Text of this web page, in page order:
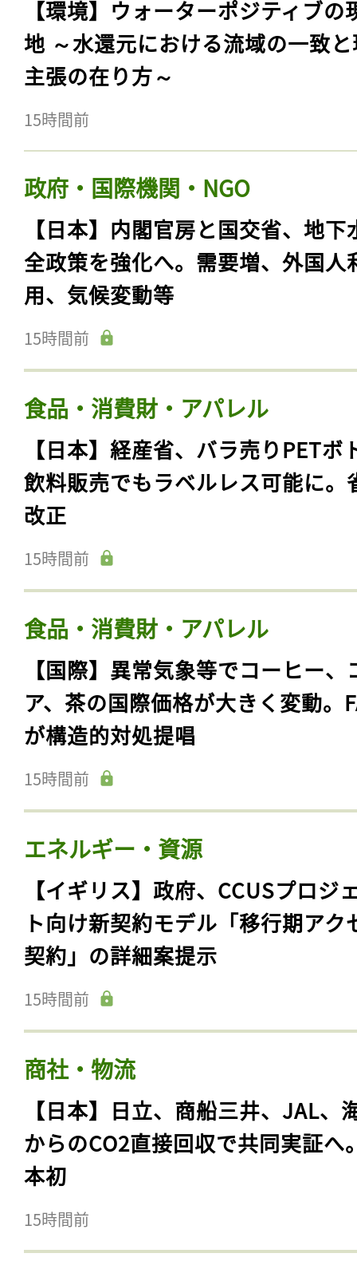
【環境】ウォーターポジティブの
地 ～水還元における流域の一致
主張の在り方～
15時間前
政府・国際機関・NGO
【日本】内閣官房と国交省、地下
全政策を強化へ。需要増、外国人
用、気候変動等
15時間前
食品・消費財・アパレル
【日本】経産省、バラ売りPETボ
飲料販売でもラベルレス可能に。
改正
15時間前
食品・消費財・アパレル
【国際】異常気象等でコーヒー、
ア、茶の国際価格が大きく変動。
が構造的対処提唱
15時間前
エネルギー・資源
【イギリス】政府、CCUSプロジ
ト向け新契約モデル「移行期アク
契約」の詳細案提示
15時間前
商社・物流
【日本】日立、商船三井、JAL、
からのCO2直接回収で共同実証へ
本初
15時間前